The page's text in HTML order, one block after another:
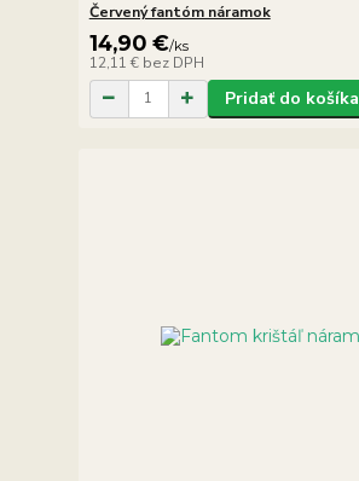
Červený fantóm náramok
14,90 €/ks
12,11 € bez DPH
Pridať do košíka